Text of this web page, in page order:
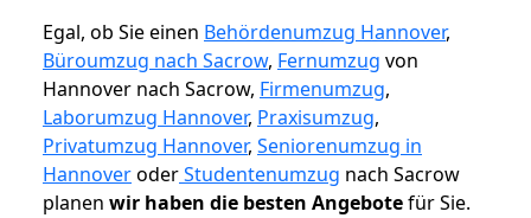
Egal, ob Sie einen Behördenumzug Hannover,
Büroumzug nach Sacrow, Fernumzug von
Hannover nach Sacrow, Firmenumzug,
Laborumzug Hannover, Praxisumzug,
Privatumzug Hannover, Seniorenumzug in
HannoveroderStudentenumzug nach Sacrow
planen wir haben die besten Angebotefür Sie.